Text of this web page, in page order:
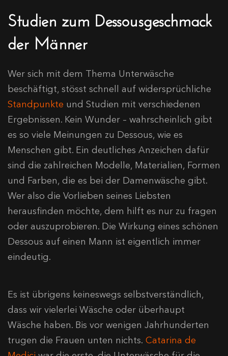
Studien zum Dessousgeschmack
der Männer
Wer sich mit dem Thema Unterwäsche
beschäftigt, stösst schnell auf widersprüchliche
Standpunkte und Studien mit verschiedenen
Ergebnissen. Kein Wunder – wahrscheinlich gibt
es so viele Meinungen zu Dessous, wie es
Menschen gibt. Ein deutliches Anzeichen dafür
sind die zahlreichen Modelle, Materialien, Formen
und Farben, die es bei der Damenwäsche gibt.
Wer also die Vorlieben seines Liebsten
herausfinden möchte, dem hilft es nur zu fragen
oder auszuprobieren. Die Wirkung eines schönen
Dessous auf einen Mann ist eigentlich immer
eindeutig.
Es ist übrigens keineswegs selbstverständlich,
dass wir vielerlei Wäsche oder überhaupt
Wäsche haben. Bis vor wenigen Jahrhunderten
trugen die Frauen unten nichts. Catarina de